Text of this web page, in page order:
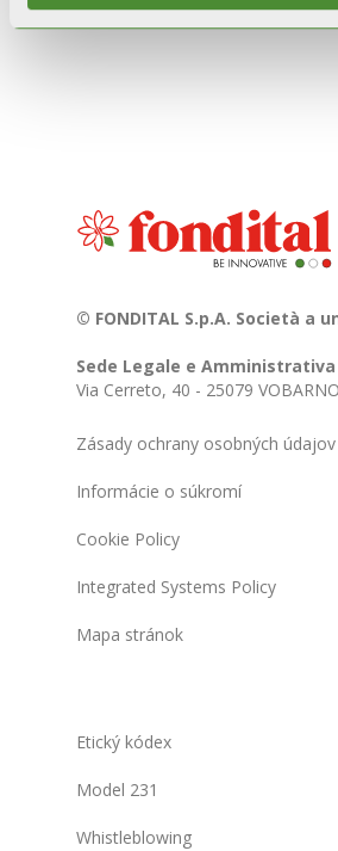
© FONDITAL S.p.A. Società a
Sede Legale e Amministrativa
Via Cerreto, 40 - 25079
Zásady ochrany osobných údajov
Informácie o súkromí
Cookie Policy
Integrated Systems Policy
Mapa stránok
Etický kódex
Model 231
Whistleblowing